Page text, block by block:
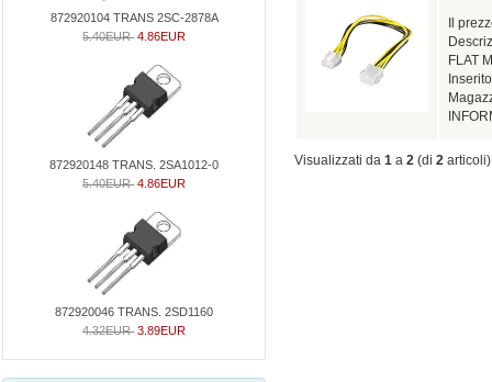
872920104 TRANS 2SC-2878A
5.40EUR 4.86EUR
872920148 TRANS. 2SA1012-0
5.40EUR 4.86EUR
872920046 TRANS. 2SD1160
4.32EUR 3.89EUR
Il
FLAT
Visualizzati da 1 a 2 (di 2 articoli)